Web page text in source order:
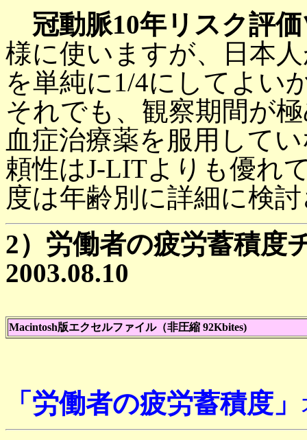
冠動脈10年リスク評
様に使いますが、日本
を単純に1/4にしてよい
それでも、観察期間が
血症治療薬を服用して
頼性はJ-LITよりも優れ
度は年齢別に詳細に検
2）労働者の疲労蓄積度
2003.08.10
Macintosh版エクセルファイル（非圧縮 92Kbites)
「労働者の疲労蓄積度」